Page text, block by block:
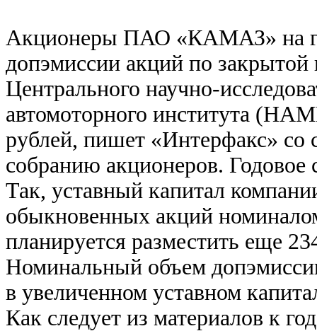
Акционеры ПАО «КАМАЗ» на
допэмиссии акций по
Центрального научно-
автомоторного института
рублей, пишет «Интерфакс» со
собранию акционеров.
Так, уставный капитал
обыкновенных акций
планируется разместить еще
Номинальный объем
в увеличенном уставном
Как следует из материалов к